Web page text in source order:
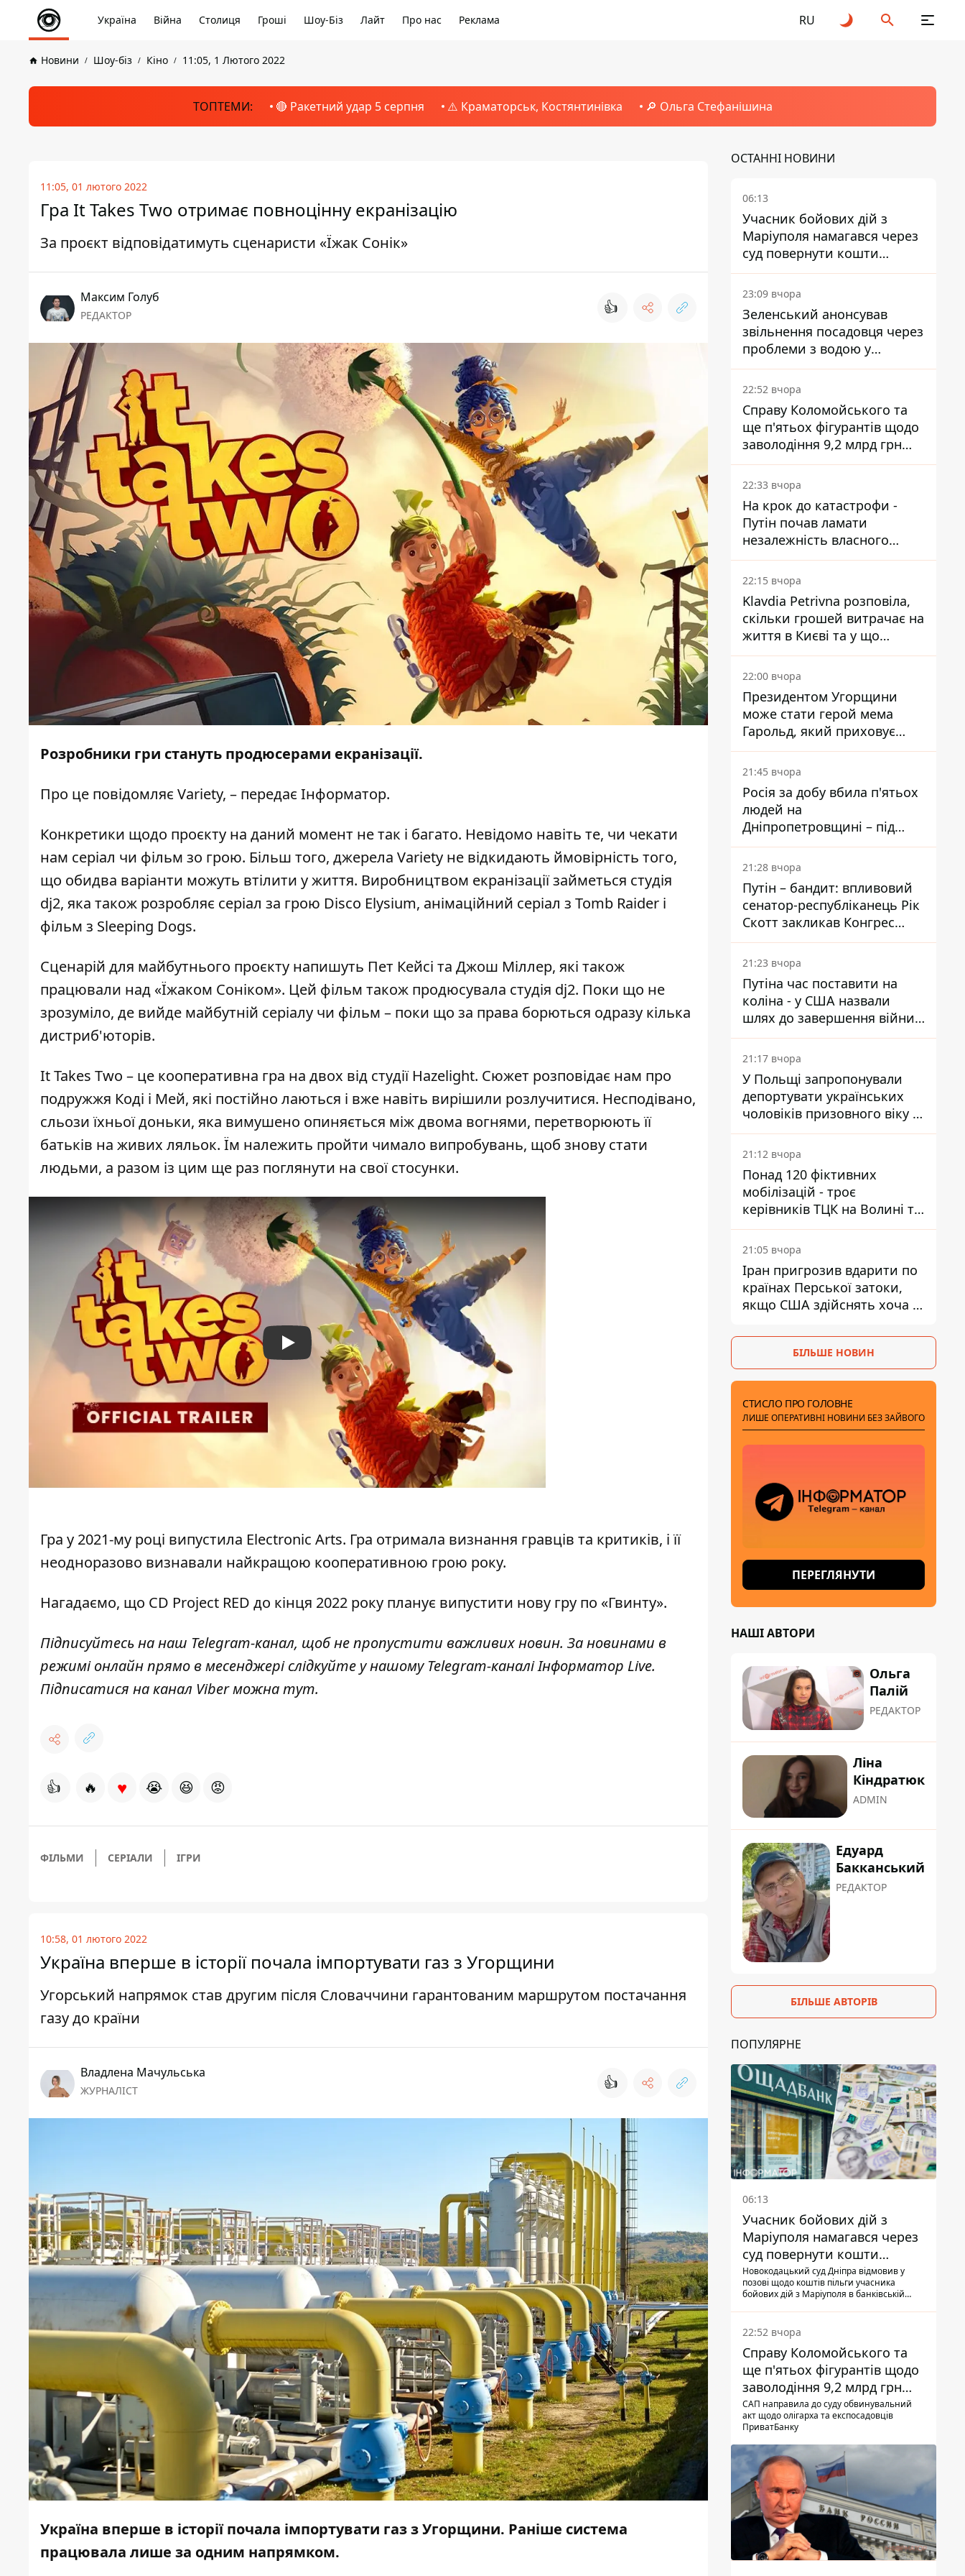
Україна Війна Столиця Гроші Шоу-Біз Лайт Про нас Реклама RU
Новини Шоу-біз Кіно 11:05, 1 Лютого 2022
ТОПТЕМИ: 🔴 Ракетний удар 5 серпня ⚠️ Краматорськ, Костянтинівка 🔎 Ольга Стефанішина
11:05, 01 лютого 2022
Гра It Takes Two отримає повноцінну екранізацію
За проєкт відповідатимуть сценаристи «Їжак Сонік»
Максим Голуб
РЕДАКТОР 👍
Розробники гри стануть продюсерами екранізації.
Про це повідомляє Variety, – передає Інформатор.
Конкретики щодо проєкту на даний момент не так і багато. Невідомо навіть те, чи чекати
нам серіал чи фільм зо грою. Більш того, джерела Variety не відкидають ймовірність того,
що обидва варіанти можуть втілити у життя. Виробництвом екранізації займеться студія
dj2, яка також розробляє серіал за грою Disco Elysium, анімаційний серіал з Tomb Raider і
фільм з Sleeping Dogs.
Сценарій для майбутнього проєкту напишуть Пет Кейсі та Джош Міллер, які також
працювали над «Їжаком Соніком». Цей фільм також продюсувала студія dj2. Поки що не
зрозуміло, де вийде майбутній серіалу чи фільм – поки що за права борються одразу кілька
дистриб'юторів.
It Takes Two – це кооперативна гра на двох від студії Hazelight. Сюжет розповідає нам про
подружжя Коді і Мей, які постійно лаються і вже навіть вирішили розлучитися. Несподівано,
сльози їхньої доньки, яка вимушено опиняється між двома вогнями, перетворюють її
батьків на живих ляльок. Їм належить пройти чимало випробувань, щоб знову стати
людьми, а разом із цим ще раз поглянути на свої стосунки.
Play
Гра у 2021-му році випустила Electronic Arts. Гра отримала визнання гравців та критиків, і її
неодноразово визнавали найкращою кооперативною грою року.
Нагадаємо, що CD Project RED до кінця 2022 року планує випустити нову гру по «Гвинту».
Підписуйтесь на наш Telegram-канал, щоб не пропустити важливих новин. За новинами в
режимі онлайн прямо в месенджері слідкуйте у нашому Telegram-каналіІнформатор Live.
Підписатися на канал Viber можнатут.
👍 🔥 ♥ 😭 😆 😡
ФІЛЬМИ СЕРІАЛИ ІГРИ
10:58, 01 лютого 2022
Україна вперше в історії почала імпортувати газ з Угорщини
Угорський напрямок став другим після Словаччини гарантованим маршрутом постачання
газу до країни
Владлена Мачульська
ЖУРНАЛІСТ 👍
Україна вперше в історії почала імпортувати газ з Угорщини. Раніше система
працювала лише за одним напрямком.
ОСТАННІ НОВИНИ
06:13
Учасник бойових дій з
Маріуполя намагався через
суд повернути кошти
субсидії з рахунку в
Ощадбанку - яким було
рішення
23:09 вчора
Зеленський анонсував
звільнення посадовця через
проблеми з водою у
Марганці
22:52 вчора
Справу Коломойського та
ще п'ятьох фігурантів щодо
заволодіння 9,2 млрд грн
ПриватБанку скерували до
суду
22:33 вчора
На крок до катастрофи -
Путін почав ламати
незалежність власного
Центробанку, змусивши
знизити базову ставку
22:15 вчора
Klavdia Petrivna розповіла,
скільки грошей витрачає на
життя в Києві та у що
вкладає мільйони
22:00 вчора
Президентом Угорщини
може стати герой мема
Гарольд, який приховує
біль – він очолив народне
голосування
21:45 вчора
Росія за добу вбила п'ятьох
людей на
Дніпропетровщині – під
ударами опинилися п'ять
районів області
21:28 вчора
Путін – бандит: впливовий
сенатор-республіканець Рік
Скотт закликав Конгрес
притягнути РФ до
відповідальності за війну в
Україні
21:23 вчора
Путіна час поставити на
коліна - у США назвали
шлях до завершення війни -
National Security Journal
21:17 вчора
У Польщі запропонували
депортувати українських
чоловіків призовного віку -
кого це може торкнутися
21:12 вчора
Понад 120 фіктивних
мобілізацій - троє
керівників ТЦК на Волині та
Буковині отримали підозри
за фейкові звіти
21:05 вчора
Іран пригрозив вдарити по
країнах Перської затоки,
якщо США здійснять хоча б
БІЛЬШЕ НОВИН
СТИСЛО ПРО ГОЛОВНЕ
ЛИШЕ ОПЕРАТИВНІ НОВИНИ БЕЗ ЗАЙВОГО
ПЕРЕГЛЯНУТИ
НАШІ АВТОРИ
Ольга
Палій
РЕДАКТОР
Ліна
Кіндратюк
ADMIN
Едуард
Бакканський
РЕДАКТОР
БІЛЬШЕ АВТОРІВ
ПОПУЛЯРНЕ
06:13
Учасник бойових дій з
Маріуполя намагався через
суд повернути кошти
субсидії з рахунку в
Ощадбанку - яким було
Новокодацький суд Дніпра відмовив у
позові щодо коштів пільги учасника
бойових дій з Маріуполя в банківській
22:52 вчора
Справу Коломойського та
ще п'ятьох фігурантів щодо
заволодіння 9,2 млрд грн
ПриватБанку скерували до
суду
САП направила до суду обвинувальний
акт щодо олігарха та експосадовців
ПриватБанку